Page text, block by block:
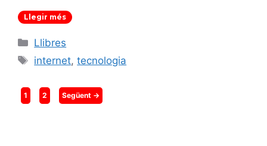
Llegir més
Categories
Llibres
Etiquetes
internet,tecnologia
Pàgina
1 Pàgina
2 Següent →